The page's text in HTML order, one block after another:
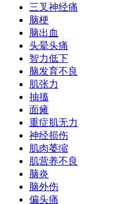
三叉神经痛
脑梗
脑出血
头晕头痛
智力低下
脑发育不良
肌张力
抽搐
面瘫
重症肌无力
神经损伤
肌肉萎缩
肌营养不良
脑炎
脑外伤
偏头痛